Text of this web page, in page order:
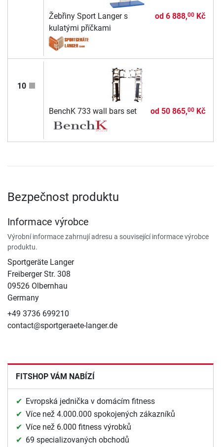
Žebřiny Sport Langer s
kulatými příčkami
od 6 888,00Kč
10
BenchK 733 wall bars set od 50 865,00Kč
Bezpečnost produktu
Informace výrobce
Výrobní informace zahrnují adresu a související informace výrobce
produktu.
Sportgeräte Langer
Freiberger Str. 308
09526 Olbernhau
Germany
+49 3736 699210
contact@sportgeraete-langer.de
FITSHOP VÁM NABÍZÍ
Evropská jednička v domácím fitness
Více než 4.000.000 spokojených zákazníků
Více než 6.000 fitness výrobků
69 specializovaných obchodů